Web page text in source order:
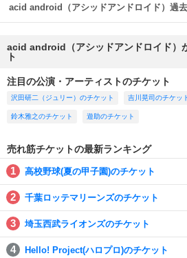
acid android（アシッドアンドロイド）過
acid android（アシッドアンドロイド）
ト
注目の公演・アーティストのチケット
沢田研二（ジュリー）のチケット 吉川晃司のチケッ
鈴木雅之のチケット 遊助のチケット
売れ筋チケットの最新ランキング
高校野球(夏の甲子園)のチケット
千葉ロッテマリーンズのチケット
埼玉西武ライオンズのチケット
Hello! Project(ハロプロ)のチケット